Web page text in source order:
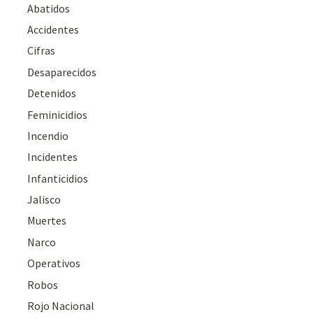
Abatidos
Accidentes
Cifras
Desaparecidos
Detenidos
Feminicidios
Incendio
Incidentes
Infanticidios
Jalisco
Muertes
Narco
Operativos
Robos
Rojo Nacional